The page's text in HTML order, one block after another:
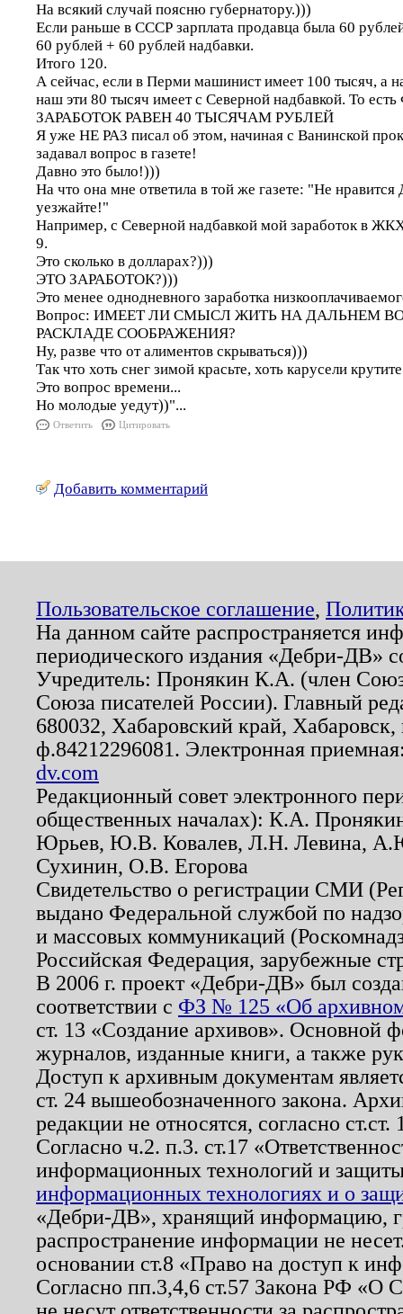
На всякий случай поясню губернатору.)))
Если раньше в СССР зарплата продавца была 60
60 рублей + 60 рублей надбавки.
Итого 120.
А сейчас, если в Перми машинист имеет 100 тысяч, а
наш эти 80 тысяч имеет с Северной надбавкой. То
ЗАРАБОТОК РАВЕН 40 ТЫСЯЧАМ РУБЛЕЙ
Я уже НЕ РАЗ писал об этом, начиная с Ванинской
задавал вопрос в газете!
Давно это было!)))
На что она мне ответила в той же газете: "Не
уезжайте!"
Например, с Северной надбавкой мой заработок в
9.
Это сколько в долларах?)))
ЭТО ЗАРАБОТОК?)))
Это менее однодневного заработка
Вопрос: ИМЕЕТ ЛИ СМЫСЛ ЖИТЬ НА ДАЛЬНЕМ
РАСКЛАДЕ СООБРАЖЕНИЯ?
Ну, разве что от алиментов скрываться)))
Так что хоть снег зимой красьте, хоть карусели
Это вопрос времени...
Но молодые уедут))"...
Ответить Цитировать
Добавить комментарий
Пользовательское соглашение,
На данном сайте распространяется
периодического издания «Дебри-ДВ»
Учредитель: Пронякин К.А. (член
Союза писателей России). Главный
680032, Хабаровский край,
ф.84212296081. Электронная
dv.com
Редакционный совет электронного
общественных началах): К.А.
Юрьев, Ю.В. Ковалев, Л.Н. Левина,
Сухинин, О.В. Егорова
Свидетельство о регистрации СМИ
выдано Федеральной службой по
и массовых коммуникаций
Российская Федерация, зарубежные
В 2006 г. проект «Дебри-ДВ» был
соответствии с ФЗ № 125 «Об
ст. 13 «Создание архивов». Основной
журналов, изданные книги, а также
Доступ к архивным документам
ст. 24 вышеобозначенного закона.
редакции не относятся, согласно
Согласно ч.2. п.3. ст.17
информационных технологий и
информационных технологиях и о
«Дебри-ДВ», хранящий информацию,
распространение информации не
основании ст.8 «Право на доступ к
Согласно пп.3,4,6 ст.57 Закона РФ «О